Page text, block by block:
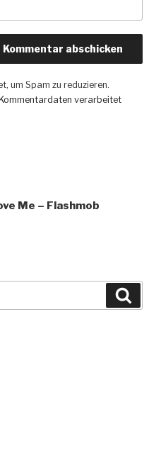
um Spam zu reduzieren.
verarbeitet
Me – Flashmob